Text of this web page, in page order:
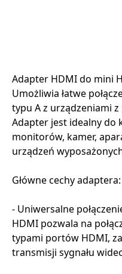
Adapter HDMI do mini
Umożliwia łatwe
typu A z urządzeniami
Adapter jest idealny do
monitorów, kamer,
urządzeń
Główne cechy adaptera:
- Uniwersalne
HDMI pozwala na
typami portów HDMI,
transmisji sygnału